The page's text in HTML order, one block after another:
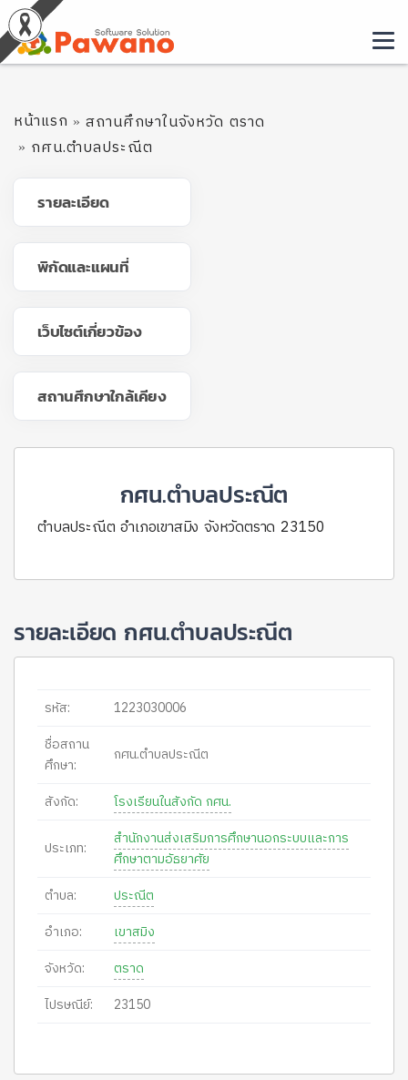
หน้าแรก
สถานศึกษาในจังหวัด ตราด
กศน.ตำบลประณีต
รายละเอียด
พิกัดและแผนที่
เว็บไซต์เกี่ยวข้อง
สถานศึกษาใกล้เคียง
กศน.ตำบลประณีต
ตำบลประณีต อำเภอเขาสมิง จังหวัดตราด 23150
รายละเอียด กศน.ตำบลประณีต
รหัส:
1223030006
ชื่อสถาน
ศึกษา:
กศน.ตำบลประณีต
สังกัด: โรงเรียนในสังกัด กศน.
ประเภท:
สำนักงานส่งเสริมการศึกษานอกระบบและการ
ศึกษาตามอัธยาศัย
ตำบล:
ประณีต
อำเภอ:
เขาสมิง
จังหวัด:
ตราด
ไปรษณีย์:
23150